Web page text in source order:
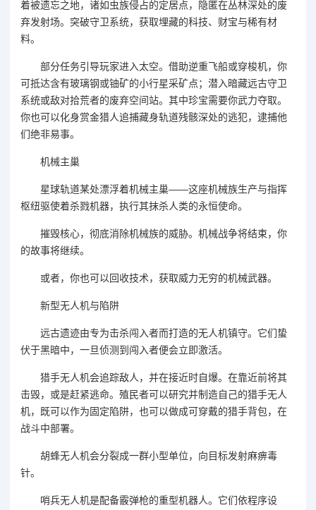
着被遗忘之地，诸如虫族侵占的定居点，隐匿在丛林深处的废
弃发射场。突破守卫系统，获取埋藏的科技、财宝与稀有材
料。
部分任务引导玩家进入太空。借助逆重飞船或穿梭机，你
可抵达含有玻璃钢或铀矿的小行星采矿点；潜入暗藏远古守卫
系统或敌对拾荒者的废弃空间站。其中珍宝需要你武力夺取。
你也可以化身赏金猎人追捕藏身轨道残骸深处的逃犯，逮捕他
们绝非易事。
机械主巢
星球轨道某处漂浮着机械主巢——这座机械族生产与指挥
枢纽驱使着杀戮机器，执行其抹杀人类的永恒使命。
摧毁核心，彻底消除机械族的威胁。机械战争将结束，你
的故事将继续。
或者，你也可以回收技术，获取威力无穷的机械武器。
新型无人机与陷阱
远古遗迹由专为击杀闯入者而打造的无人机镇守。它们蛰
伏于黑暗中，一旦侦测到闯入者便会立即激活。
猎手无人机会追踪敌人，并在接近时自爆。在靠近前将其
击毁，或是赶紧逃命。殖民者可以研究并制造自己的猎手无人
机，既可以作为固定陷阱，也可以做成可穿戴的猎手背包，在
战斗中部署。
胡蜂无人机会分裂成一群小型单位，向目标发射麻痹毒
针。
哨兵无人机是配备霰弹枪的重型机器人。它们依程序设